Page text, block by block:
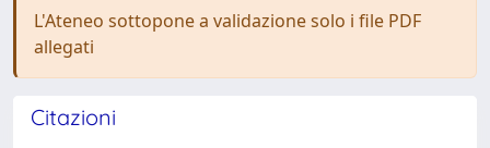
L'Ateneo sottopone a validazione solo i file PDF
allegati
Citazioni